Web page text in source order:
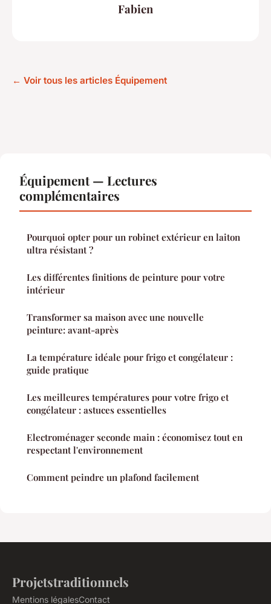
Fabien
← Voir tous les articles Équipement
Équipement — Lectures
complémentaires
Pourquoi opter pour un robinet extérieur en laiton
ultra résistant ?
Les différentes finitions de peinture pour votre
intérieur
Transformer sa maison avec une nouvelle
peinture: avant-après
La température idéale pour frigo et congélateur :
guide pratique
Les meilleures températures pour votre frigo et
congélateur : astuces essentielles
Electroménager seconde main : économisez tout en
respectant l'environnement
Comment peindre un plafond facilement
Projetstraditionnels
Mentions légalesContact